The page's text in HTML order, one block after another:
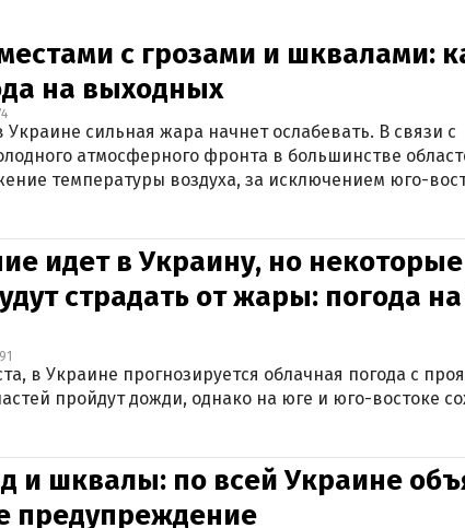
с грозами и шквалами:
на выходных
сильная жара начнет ослабевать. В связи с
атмосферного фронта в большинстве
температуры воздуха, за исключением юго-
идет в Украину, но некоторые
страдать от жары: погода
в Украине прогнозируется облачная погода с
пройдут дожди, однако на юге и юго-востоке
и шквалы: по всей Украине
предупреждение